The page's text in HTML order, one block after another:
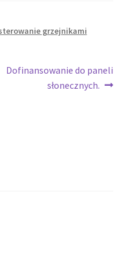
grzejnikami
Następny
Dofinansowanie do paneli
słonecznych.